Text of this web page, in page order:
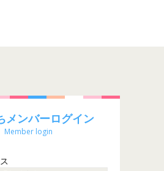
メンバーログイン
Member login